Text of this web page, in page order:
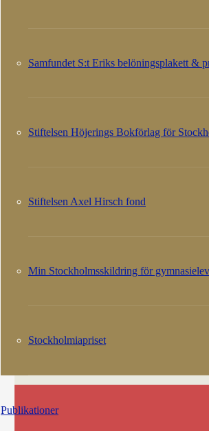
Samfundet S:t Eriks belöningsplakett &
Stiftelsen Höjerings Bokförlag för
Stiftelsen Axel Hirsch fond
Min Stockholmsskildring för
Stockholmiapriset
Publikationer